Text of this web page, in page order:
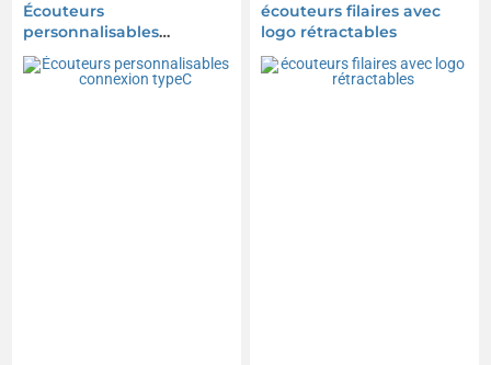
Écouteurs
personnalisables
connexion typeC
écouteurs filaires avec
logo rétractables